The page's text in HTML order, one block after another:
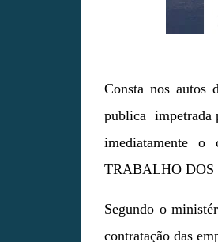
Consta nos autos
publica impetrada
imediatamente o
TRABALHO DOS
Segundo o
contratação das